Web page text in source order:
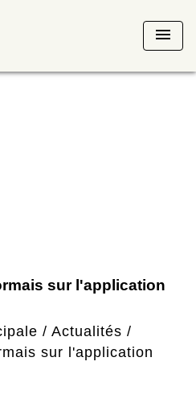
menu
sur l'application
/ Actualités /
sur l'application